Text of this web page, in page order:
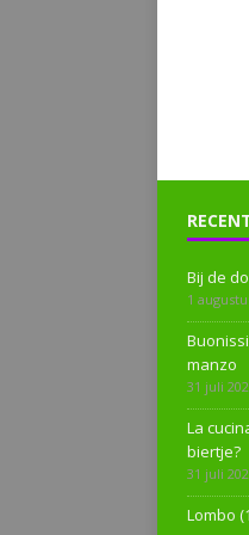
Bij de
1
manzo
31 juli
La
biertje?
31 juli
Lombo